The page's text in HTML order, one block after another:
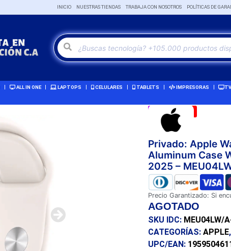
INICIO NUESTRAS TIENDAS TRABAJA CON NOSOTROS POLÍTICAS DE
ALL IN ONE LAPTOPS CELULARES TABLETS IMPRESORAS
Remate!
Privado: Apple
Aluminum Case
2025 –
Precio Garantizado: Si
AGOTADO
SKU IDC: MEU04LW/
CATEGORÍAS: APPLE,
UPC/EAN: